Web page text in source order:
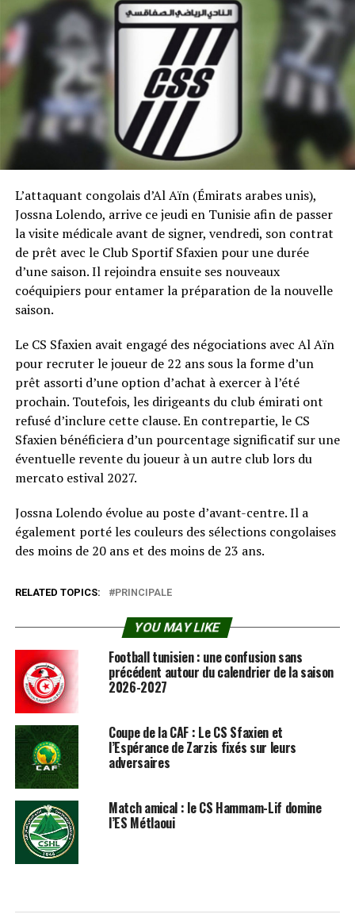
L’attaquant congolais d’Al Aïn (Émirats arabes unis),
Jossna Lolendo, arrive ce jeudi en Tunisie afin de passer
la visite médicale avant de signer, vendredi, son contrat
de prêt avec le Club Sportif Sfaxien pour une durée
d’une saison. Il rejoindra ensuite ses nouveaux
coéquipiers pour entamer la préparation de la nouvelle
saison.
Le CS Sfaxien avait engagé des négociations avec Al Aïn
pour recruter le joueur de 22 ans sous la forme d’un
prêt assorti d’une option d’achat à exercer à l’été
prochain. Toutefois, les dirigeants du club émirati ont
refusé d’inclure cette clause. En contrepartie, le CS
Sfaxien bénéficiera d’un pourcentage significatif sur une
éventuelle revente du joueur à un autre club lors du
mercato estival 2027.
Jossna Lolendo évolue au poste d’avant-centre. Il a
également porté les couleurs des sélections congolaises
des moins de 20 ans et des moins de 23 ans.
RELATED TOPICS: PRINCIPALE
YOU MAY LIKE
Football tunisien : une confusion sans
précédent autour du calendrier de la saison
2026-2027
Coupe de la CAF : Le CS Sfaxien et
l’Espérance de Zarzis fixés sur leurs
adversaires
Match amical : le CS Hammam-Lif domine
l’ES Métlaoui